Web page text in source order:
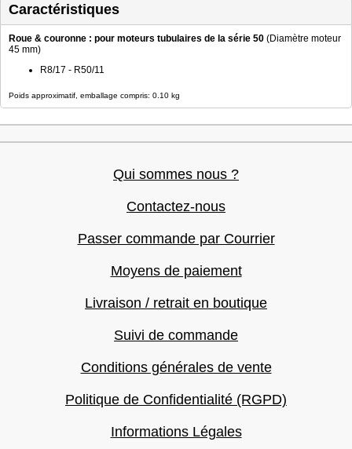
Caractéristiques
Roue & couronne : pour moteurs tubulaires de la série 50 (Diamètre moteur
45 mm)
R8/17 - R50/11
Poids approximatif, emballage compris: 0.10 kg
Qui sommes nous ?
Contactez-nous
Passer commande par Courrier
Moyens de paiement
Livraison / retrait en boutique
Suivi de commande
Conditions générales de vente
Politique de Confidentialité (RGPD)
Informations Légales